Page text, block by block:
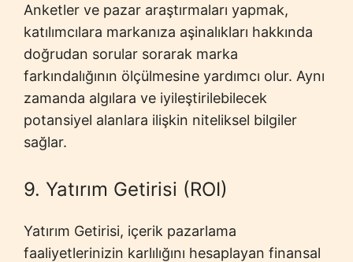
Anketler ve pazar araştırmaları yapmak,
katılımcılara markanıza aşinalıkları hakkında
doğrudan sorular sorarak marka
farkındalığının ölçülmesine yardımcı olur. Aynı
zamanda algılara ve iyileştirilebilecek
potansiyel alanlara ilişkin niteliksel bilgiler
sağlar.
9. Yatırım Getirisi (ROI)
Yatırım Getirisi, içerik pazarlama
faaliyetlerinizin karlılığını hesaplayan finansal